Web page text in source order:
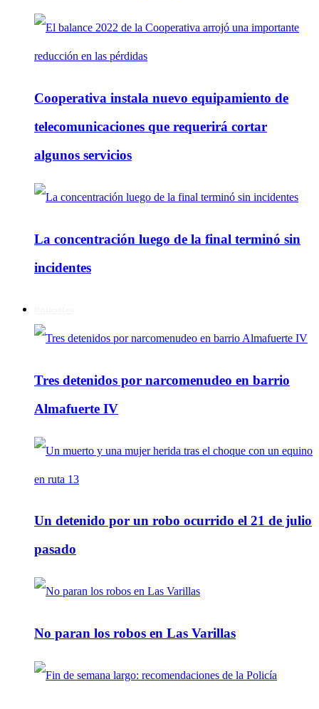
Cooperativa instala nuevo equipamiento de
telecomunicaciones que requerirá cortar
algunos servicios
La concentración luego de la final terminó sin
incidentes
Tres detenidos por narcomenudeo en barrio
Almafuerte IV
Un detenido por un robo ocurrido el 21 de julio
pasado
No paran los robos en Las Varillas